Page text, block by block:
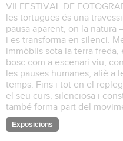
VII FESTIVAL DE
les tortugues és una
pausa aparent, on la
i es transforma en silenci.
immòbils sota la terra freda,
bosc com a escenari viu,
les pauses humanes, aliè a
temps. Fins i tot en el
el seu curs, silenciosa i
també forma part del
Exposicions